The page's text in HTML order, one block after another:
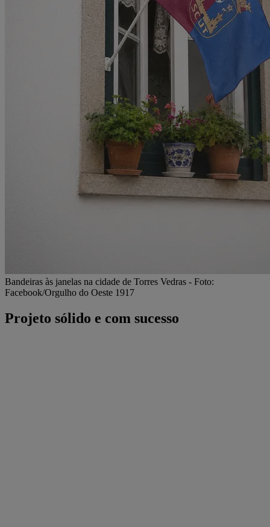
Bandeiras às janelas na cidade de Torres Vedras - Foto:
Facebook/Orgulho do Oeste 1917
Projeto sólido e com sucesso